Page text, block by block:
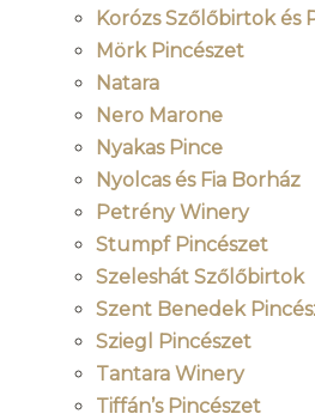
Korózs Szőlőbirtok és
Mörk Pincészet
Natara
Nero Marone
Nyakas Pince
Nyolcas és Fia Borház
Petrény Winery
Stumpf Pincészet
Szeleshát Szőlőbirtok
Szent Benedek
Sziegl Pincészet
Tantara Winery
Tiffán’s Pincészet